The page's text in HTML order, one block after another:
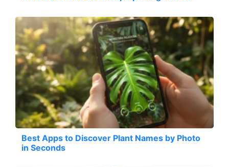
Best Apps to Discover Plant Names by Photo
in Seconds